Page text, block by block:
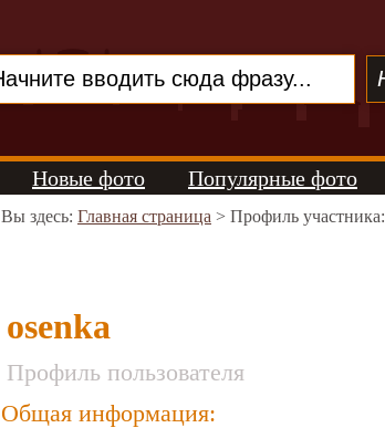
Новые фото Популярные фото
Вы здесь: Главная страница > Профиль участника:
osenka
Профиль пользователя
Общая информация: